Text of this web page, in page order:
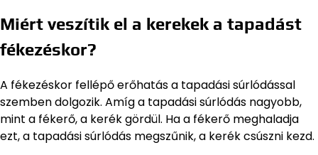
Miért veszítik el a kerekek a tapadást
fékezéskor?
A fékezéskor fellépő erőhatás a tapadási súrlódással
szemben dolgozik. Amíg a tapadási súrlódás nagyobb,
mint a fékerő, a kerék gördül. Ha a fékerő meghaladja
ezt, a tapadási súrlódás megszűnik, a kerék csúszni kezd.